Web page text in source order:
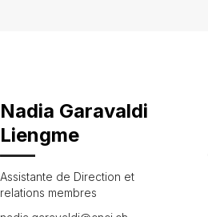
Nadia Garavaldi
Liengme
Assistante de Direction et
relations membres